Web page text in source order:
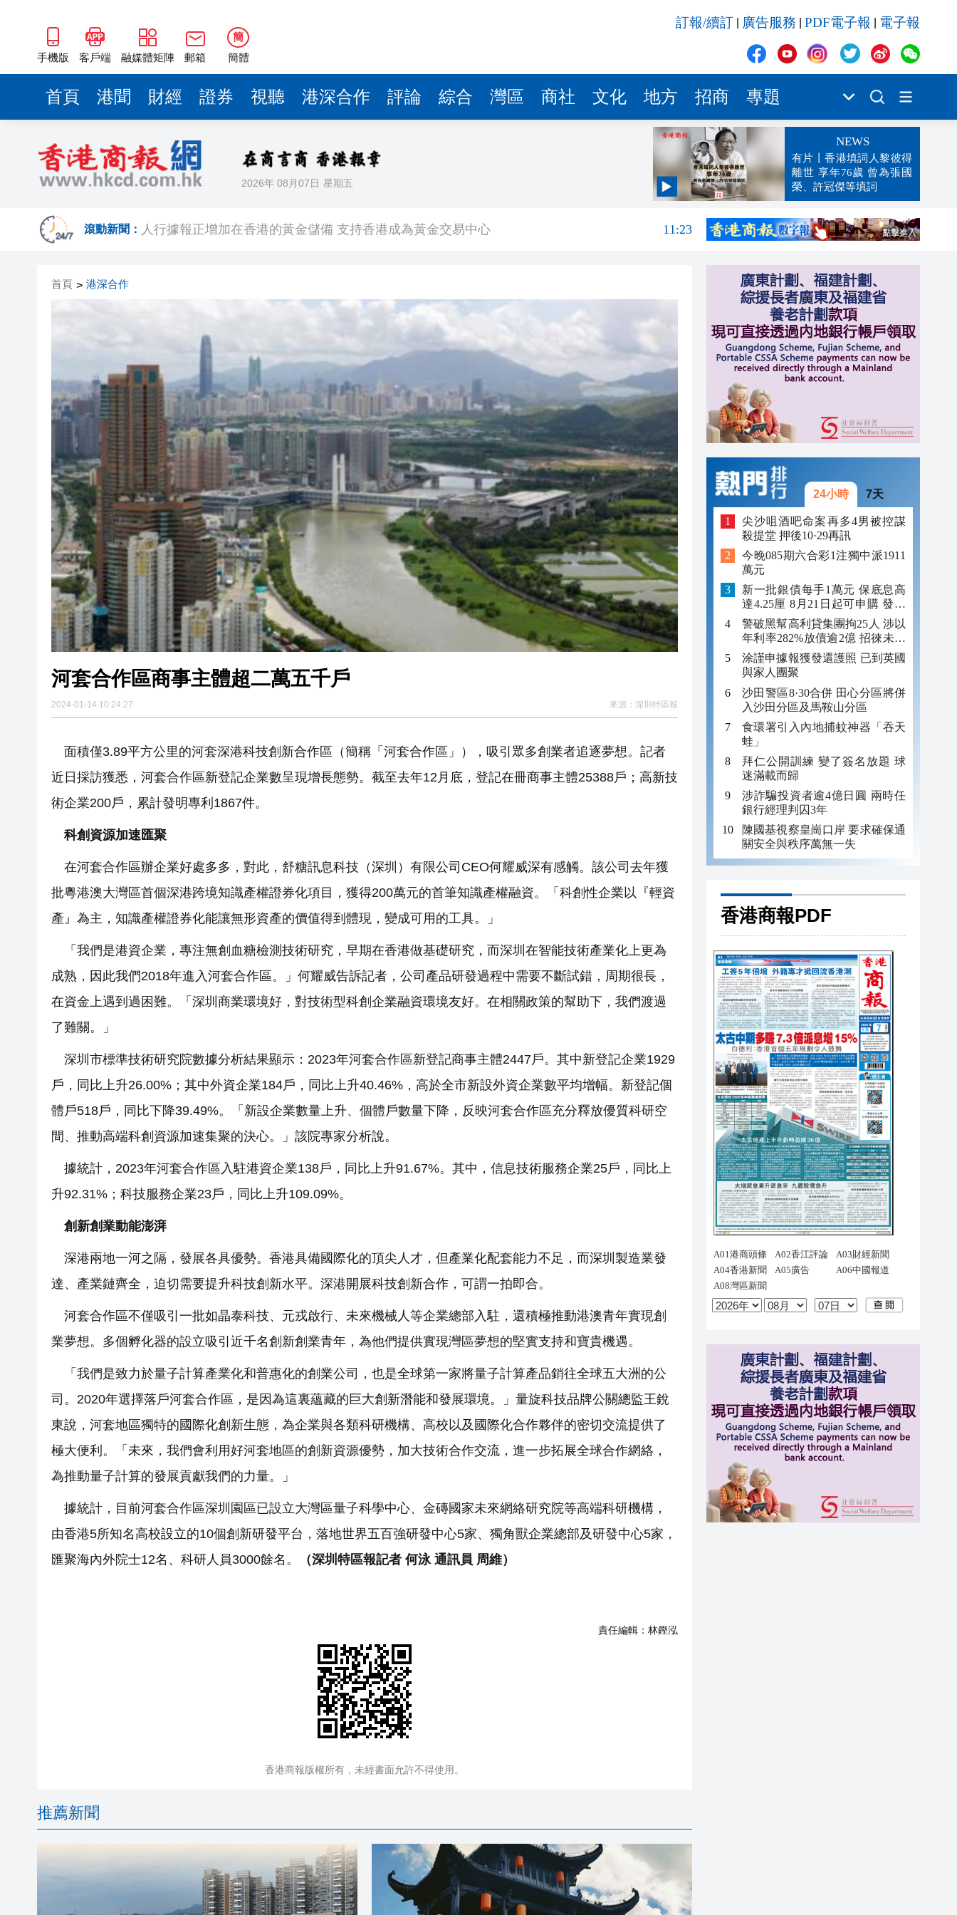
手機版 客戶端 融媒體矩陣 郵箱
簡
簡體
訂報/續訂 廣告服務 PDF電子報 電子報
首頁 港聞 財經 證券 視聽 港深合作 評論 綜合 灣區 商社 文化 地方 招商 專題
2026年 08月07日 星期五
NEWS
有片丨香港填詞人黎彼得
離世 享年76歲 曾為張國
榮、許冠傑等填詞
滾動新聞：
有片丨SpaceX火箭殘骸撞上月球 威力相當於數噸TNT炸藥爆炸
10:50
宏福苑大火｜跨部門專組最終調查報告公開 火災或為未熄滅煙頭引發
美國總統特朗普稱繼續支持防長赫格塞思
滙豐據報出售東京總部大樓 計劃遷至新大樓
印度宣布成功試射中程彈道導彈，可攜帶核彈頭
10:13
首頁 > 港深合作
河套合作區商事主體超二萬五千戶
2024-01-14 10:24:27 來源： 深圳特區報
面積僅3.89平方公里的河套深港科技創新合作區（簡稱「河套合作區」），吸引眾多創業者追逐夢想。記者
近日採訪獲悉，河套合作區新登記企業數呈現增長態勢。截至去年12月底，登記在冊商事主體25388戶；高新技
術企業200戶，累計發明專利1867件。
科創資源加速匯聚
在河套合作區辦企業好處多多，對此，舒糖訊息科技（深圳）有限公司CEO何耀威深有感觸。該公司去年獲
批粵港澳大灣區首個深港跨境知識產權證券化項目，獲得200萬元的首筆知識產權融資。「科創性企業以『輕資
產』為主，知識產權證券化能讓無形資產的價值得到體現，變成可用的工具。」
「我們是港資企業，專注無創血糖檢測技術研究，早期在香港做基礎研究，而深圳在智能技術產業化上更為
成熟，因此我們2018年進入河套合作區。」何耀威告訴記者，公司產品研發過程中需要不斷試錯，周期很長，
在資金上遇到過困難。「深圳商業環境好，對技術型科創企業融資環境友好。在相關政策的幫助下，我們渡過
了難關。」
深圳市標準技術研究院數據分析結果顯示：2023年河套合作區新登記商事主體2447戶。其中新登記企業1929
戶，同比上升26.00%；其中外資企業184戶，同比上升40.46%，高於全市新設外資企業數平均增幅。新登記個
體戶518戶，同比下降39.49%。「新設企業數量上升、個體戶數量下降，反映河套合作區充分釋放優質科研空
間、推動高端科創資源加速集聚的決心。」該院專家分析說。
據統計，2023年河套合作區入駐港資企業138戶，同比上升91.67%。其中，信息技術服務企業25戶，同比上
升92.31%；科技服務企業23戶，同比上升109.09%。
創新創業動能澎湃
深港兩地一河之隔，發展各具優勢。香港具備國際化的頂尖人才，但產業化配套能力不足，而深圳製造業發
達、產業鏈齊全，迫切需要提升科技創新水平。深港開展科技創新合作，可謂一拍即合。
河套合作區不僅吸引一批如晶泰科技、元戎啟行、未來機械人等企業總部入駐，還積極推動港澳青年實現創
業夢想。多個孵化器的設立吸引近千名創新創業青年，為他們提供實現灣區夢想的堅實支持和寶貴機遇。
「我們是致力於量子計算產業化和普惠化的創業公司，也是全球第一家將量子計算產品銷往全球五大洲的公
司。2020年選擇落戶河套合作區，是因為這裏蘊藏的巨大創新潛能和發展環境。」量旋科技品牌公關總監王銳
東說，河套地區獨特的國際化創新生態，為企業與各類科研機構、高校以及國際化合作夥伴的密切交流提供了
極大便利。「未來，我們會利用好河套地區的創新資源優勢，加大技術合作交流，進一步拓展全球合作網絡，
為推動量子計算的發展貢獻我們的力量。」
據統計，目前河套合作區深圳園區已設立大灣區量子科學中心、金磚國家未來網絡研究院等高端科研機構，
由香港5所知名高校設立的10個創新研發平台，落地世界五百強研發中心5家、獨角獸企業總部及研發中心5家，
匯聚海內外院士12名、科研人員3000餘名。
（深圳特區報記者 何泳 通訊員 周維）
責任編輯： 林鏗泓
香港商報版權所有，未經書面允許不得使用。
推薦新聞
24小時 7天
尖沙咀酒吧命案再多4男被控謀
殺提堂 押後10·29再訊
今晚085期六合彩1注獨中派1911
萬元
新一批銀債每手1萬元 保底息高
達4.25厘 8月21日起可申購 發行
金額最多550億
警破黑幫高利貸集團拘25人 涉以
年利率282%放債逾2億 招徠未成
年追數
涂謹申據報獲發還護照 已到英國
與家人團聚
沙田警區8·30合併 田心分區將併
入沙田分區及馬鞍山分區
食環署引入內地捕蚊神器「吞天
蛙」
拜仁公開訓練 變了簽名放題 球
迷滿載而歸
涉詐騙投資者逾4億日圓 兩時任
銀行經理判囚3年
陳國基視察皇崗口岸 要求確保通
關安全與秩序萬無一失
香港商報PDF